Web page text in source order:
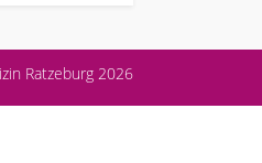
Ratzeburg 2026